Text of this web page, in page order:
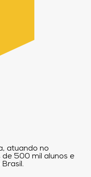
atuando no
500 mil alunos e